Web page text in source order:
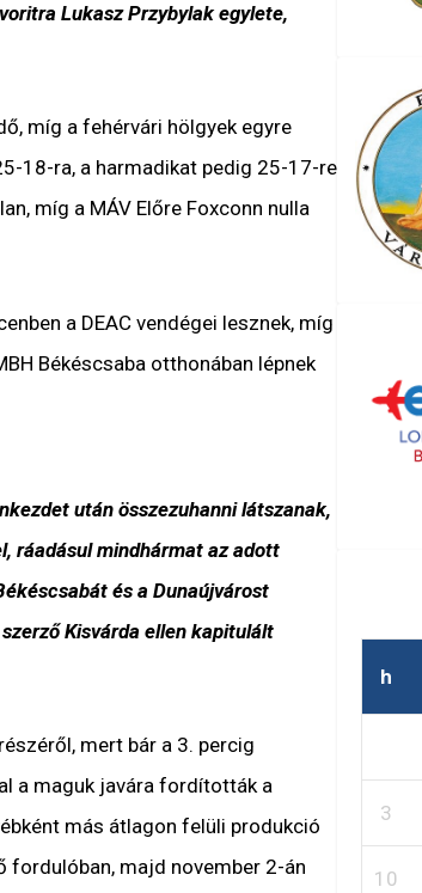
Lukasz Przybylak egylete,
míg a fehérvári hölgyek egyre
18-ra, a harmadikat pedig 25-17-re
míg a MÁV Előre Foxconn nulla
a DEAC vendégei lesznek, míg
Békéscsaba otthonában lépnek
után összezuhanni látszanak,
ráadásul mindhármat az adott
és a Dunaújvárost
Kisvárda ellen kapitulált
mert bár a 3. percig
a maguk javára fordították a
más átlagon felüli produkció
fordulóban, majd november 2-án
h
3
10